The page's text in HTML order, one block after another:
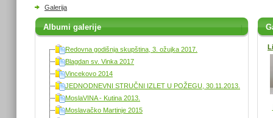
Galerija
Albumi galerije
Redovna godišnja skupština, 3. ožujka 2017.
Blagdan sv. Vinka 2017
Vincekovo 2014
JEDNODNEVNI STRUČNI IZLET U POŽEGU, 30.11.2013.
MoslaVINA - Kutina 2013.
Moslavačko Martinje 2015